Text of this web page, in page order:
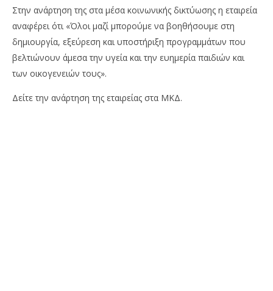
Cyprus
Insurance
News
Στην ανάρτηση της στα μέσα κοινωνικής δικτύωσης η εταιρεία
αναφέρει ότι «Όλοι μαζί μπορούμε να βοηθήσουμε στη
δημιουργία, εξεύρεση και υποστήριξη προγραμμάτων που
βελτιώνουν άμεσα την υγεία και την ευημερία παιδιών και
των οικογενειών τους».
Δείτε την ανάρτηση της εταιρείας στα ΜΚΔ.